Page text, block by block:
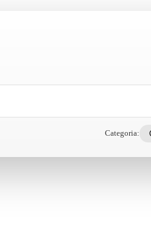
Categoria: